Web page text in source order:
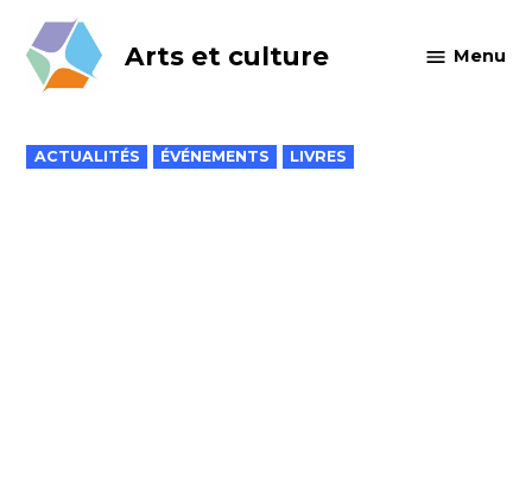
content
Arts et culture Menu
POSTED
IN
ACTUALITÉS ÉVÉNEMENTS LIVRES